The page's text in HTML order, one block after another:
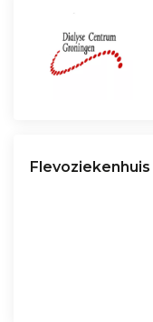
Flevoziekenhuis